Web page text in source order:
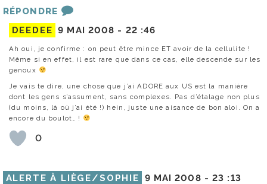
RÉPONDRE
DEEDEE 9 MAI 2008 - 22 :46
Ah oui, je confirme : on peut être mince ET avoir de la cellulite !
Même si en effet, il est rare que dans ce cas, elle descende sur les
genoux
Je vais te dire, une chose que j’ai ADORE aux US est la manière
dont les gens s’assument, sans complexes. Pas d’étalage non plus
(du moins, là où j’ai été !) hein, juste une aisance de bon aloi. On a
encore du boulot… !
0
ALERTE À LIÈGE/SOPHIE 9 MAI 2008 -23 :13